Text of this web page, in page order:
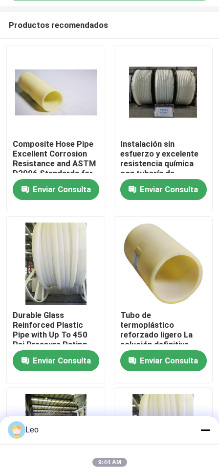
Inicio
VR Show
Sobre nosotros
Visita a la fábrica
Control de Calidad
noticias
Solicitar una cotización
Tubos termoplásticos reforzados
Productos recomendados
Composite Hose Pipe
Excellent Corrosion
Resistance and ASTM
D2996 Standards for
Industrial Applications
Enviar Consulta
Instalación sin
esfuerzo y excelente
resistencia química
con tubería de
plástico reforzado
con fibra de vidrio
Enviar Consulta
Durable Glass
Reinforced Plastic
Pipe with Up To 450
Psi Pressure Rating
and 000-hour
Hydrostatic Test
Enviar Consulta
Tubo de
termoplástico
reforzado ligero La
solución definitiva
para 10 aplicaciones
de pruebaEnviar Consulta
Leo
9:44 AM